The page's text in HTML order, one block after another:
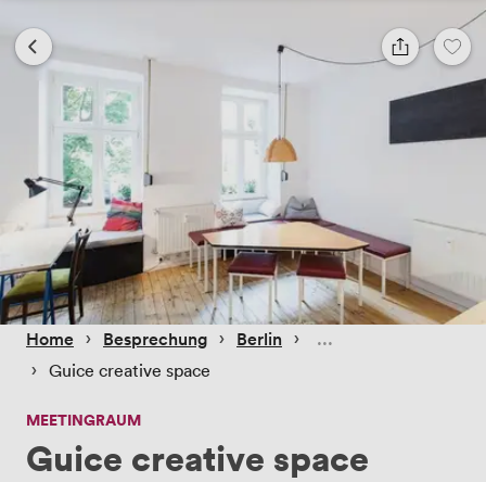
Home › Besprechung › Berlin ›
› Guice creative space
MEETINGRAUM
Guice creative space